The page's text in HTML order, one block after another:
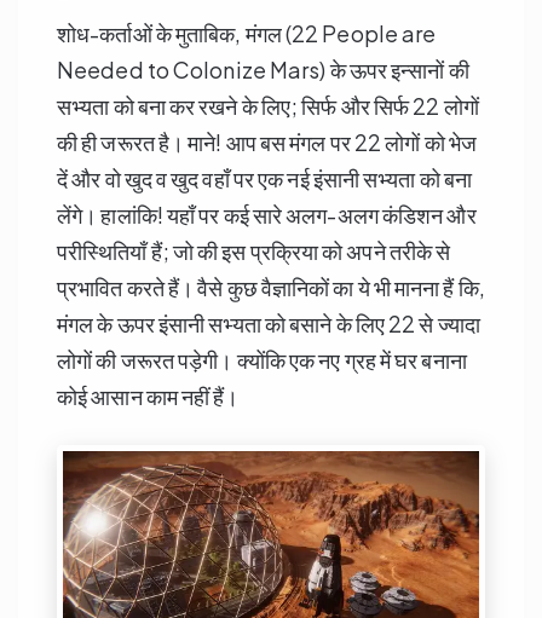
शोध-कर्ताओं के मुताबिक, मंगल (22 People are
Needed to Colonize Mars) के ऊपर इन्सानों की
सभ्यता को बना कर रखने के लिए; सिर्फ और सिर्फ 22 लोगों
की ही जरूरत है। माने! आप बस मंगल पर 22 लोगों को भेज
दें और वो खुद व खुद वहाँ पर एक नई इंसानी सभ्यता को बना
लेंगे। हालांकि! यहाँ पर कई सारे अलग-अलग कंडिशन और
परीस्थितियाँ हैं; जो की इस प्रक्रिया को अपने तरीके से
प्रभावित करते हैं। वैसे कुछ वैज्ञानिकों का ये भी मानना हैं कि,
मंगल के ऊपर इंसानी सभ्यता को बसाने के लिए 22 से ज्यादा
लोगों की जरूरत पड़ेगी। क्योंकि एक नए ग्रह में घर बनाना
कोई आसान काम नहीं हैं।